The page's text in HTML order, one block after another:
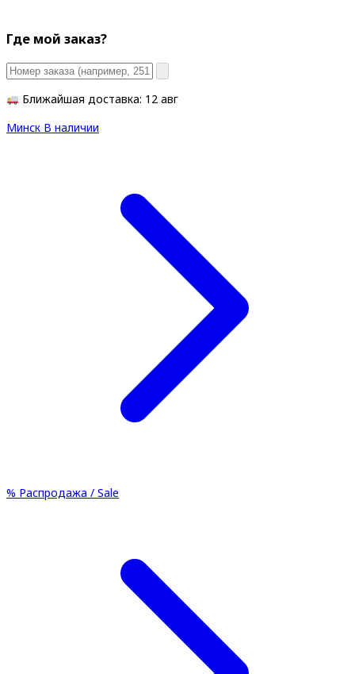
Где мой заказ?
Ближайшая доставка: 12 авг
Минск В наличии
% Распродажа / Sale